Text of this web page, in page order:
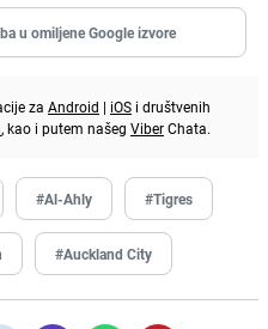
u omiljene Google izvore
za Android | iOS i društvenih
, kao i putem našeg ViberChata.
#Al-Ahly #Tigres
#Auckland City